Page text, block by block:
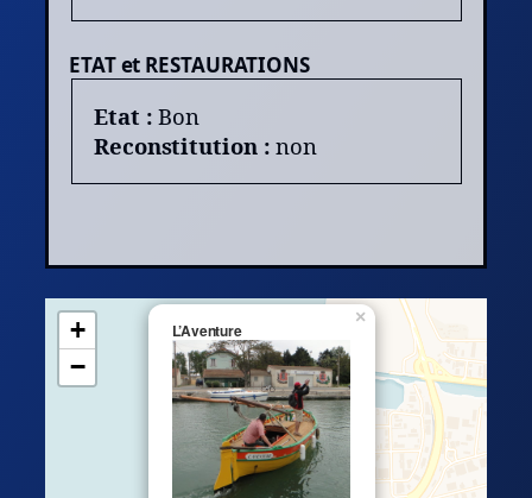
ETAT et RESTAURATIONS
Etat :Bon
Reconstitution :non
L’Aventure
×
+
−